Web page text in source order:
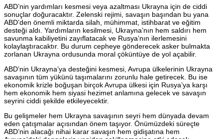
ABD’nin yardımları kesmesi veya azaltması Ukrayna için de ciddi
sonuçlar doğuracaktır. Zelenski rejimi, savaşın başından bu yana
ABD’den önemli miktarda silah, mühimmat, istihbarat ve eğitim
desteği aldı. Yardımların kesilmesi, Ukrayna’nın hem saldırı hem
savunma kabiliyetini zayıflatacak ve Rusya’nın ilerlemesini
kolaylaştıracaktır. Bu durum cepheye gönderecek asker bulmakta
zorlanan Ukrayna ordusunda moral çöküntüye de yol açabilir.
ABD’nin Ukrayna’ya desteğini kesmesi, Avrupa ülkelerinin Ukrayna
savaşının tüm yükünü taşımalarını zorunlu hale getirecek. Bu ise
ekonomik krizle boğuşan birçok Avrupa ülkesi için Rusya’ya karşı
hem ekonomik hem siyasi hezimet anlamına gelecek ve savaşın
seyrini ciddi şekilde etkileyecektir.
Bu gelişmeler hem Ukrayna savaşının seyri hem dünyada devam
eden çatışmalar açısından önem taşıyor. Önümüzdeki süreçte
ABD’nin alacağı nihai karar savaşın hem gidişatına hem